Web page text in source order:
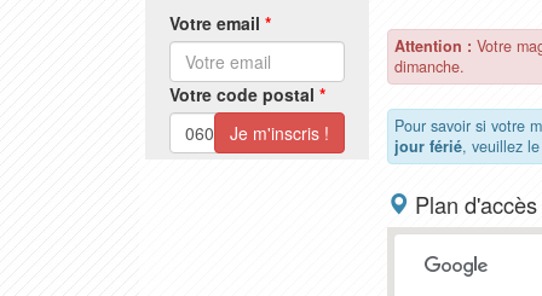
Votre email *
Votre code postal *
Attention : Votre
dimanche.
Pour savoir si votre
jour férié, veuillez
Plan d'accès